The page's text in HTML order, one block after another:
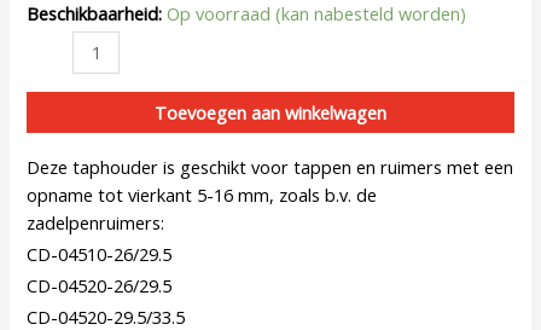
Beschikbaarheid: Op voorraad (kan nabesteld worden)
Toevoegen aan winkelwagen
Deze taphouder is geschikt voor tappen en ruimers met een
opname tot vierkant 5-16 mm, zoals b.v. de
zadelpenruimers:
CD-04510-26/29.5
CD-04520-26/29.5
CD-04520-29.5/33.5